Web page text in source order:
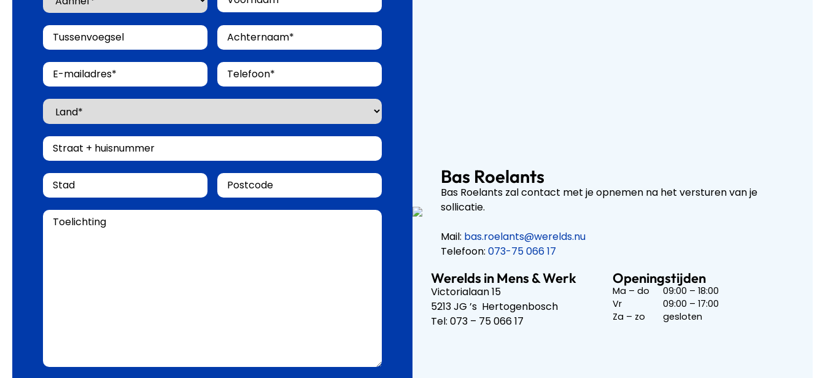
Tussenvoegsel Achternaam
E-
mailadres
Telefoon
Land
Straat
huisnummer
Stad
Postcode
Toelichting
Bas Roelants
Bas Roelants zal contact met je opnemen na het versturen van je
sollicatie.
Mail: bas.roelants@werelds.nu
Telefoon: 073-75 066 17
Werelds in Mens & Werk
Victorialaan 15
5213 JG ’s Hertogenbosch
Tel: 073 – 75 066 17
Openingstijden
Ma – do
09:00 – 18:00
Vr
09:00 – 17:00
Za – zo
gesloten